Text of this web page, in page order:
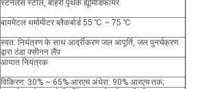
स्टेनलेस स्टील, बाहरी पृथक ह्यूमिडिफायर
बायमेटल थर्मामीटर ब्लैकबोर्ड 55 ℃ ~ 75 ℃
स्वत: नियंत्रण के साथ आर्द्रीकरण जल आपूर्ति, जल पुनर्चक्रण
द्वारा ठंडा क्सीनन लैंप
आयात नियंत्रक
विकिरण: 30% ~ 65% आरएच अंधेरा: 90% आरएच तक;